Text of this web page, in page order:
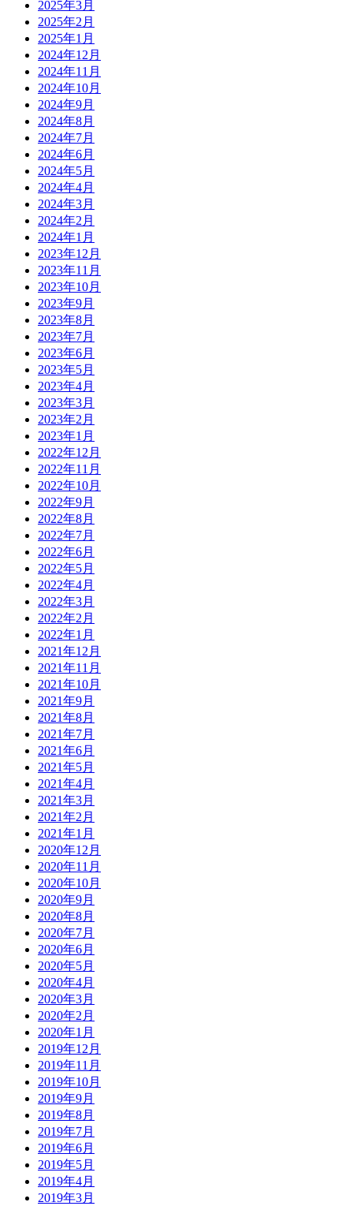
2025年3月
2025年2月
2025年1月
2024年12月
2024年11月
2024年10月
2024年9月
2024年8月
2024年7月
2024年6月
2024年5月
2024年4月
2024年3月
2024年2月
2024年1月
2023年12月
2023年11月
2023年10月
2023年9月
2023年8月
2023年7月
2023年6月
2023年5月
2023年4月
2023年3月
2023年2月
2023年1月
2022年12月
2022年11月
2022年10月
2022年9月
2022年8月
2022年7月
2022年6月
2022年5月
2022年4月
2022年3月
2022年2月
2022年1月
2021年12月
2021年11月
2021年10月
2021年9月
2021年8月
2021年7月
2021年6月
2021年5月
2021年4月
2021年3月
2021年2月
2021年1月
2020年12月
2020年11月
2020年10月
2020年9月
2020年8月
2020年7月
2020年6月
2020年5月
2020年4月
2020年3月
2020年2月
2020年1月
2019年12月
2019年11月
2019年10月
2019年9月
2019年8月
2019年7月
2019年6月
2019年5月
2019年4月
2019年3月